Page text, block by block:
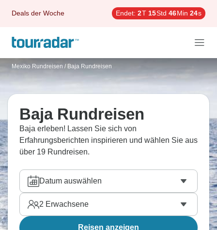
Deals der Woche Endet: 2T 15Std 46Min 23s
Mexiko Rundreisen / Baja Rundreisen
Baja Rundreisen
Baja erleben! Lassen Sie sich von
Erfahrungsberichten inspirieren und wählen Sie aus
über 19 Rundreisen.
Datum auswählen
2 Erwachsene
Reisen anzeigen